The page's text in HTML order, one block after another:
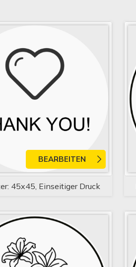
45x45, Einseitiger Druck
BEARBEITEN